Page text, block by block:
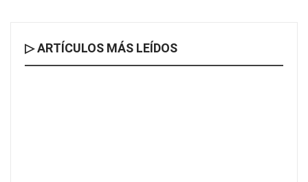
▷ ARTÍCULOS MÁS LEÍDOS